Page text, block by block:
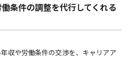
条件の調整を代行してくれる
収や労働条件の交渉を、キャリアア